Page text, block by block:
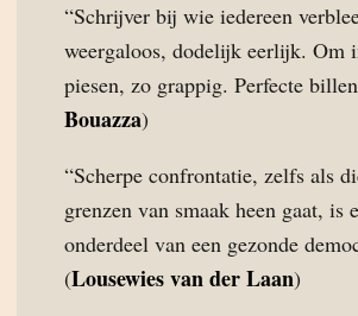
“Schrijver bij wie iedereen
weergaloos, dodelijk eerlijk. Om
piesen, zo grappig. Perfecte
Bouazza)
“Scherpe confrontatie, zelfs als
grenzen van smaak heen gaat, is
onderdeel van een gezonde
(Lousewies van der Laan)